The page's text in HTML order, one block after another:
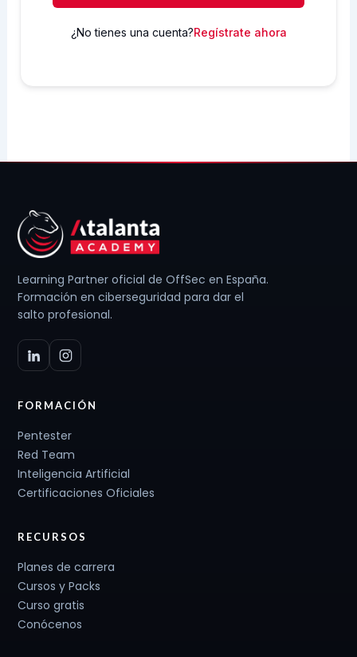
¿No tienes una cuenta?Regístrate ahora
Learning Partner oficial de OffSec en España.
Formación en ciberseguridad para dar el
salto profesional.
FORMACIÓN
Pentester
Red Team
Inteligencia Artificial
Certificaciones Oficiales
RECURSOS
Planes de carrera
Cursos y Packs
Curso gratis
Conócenos